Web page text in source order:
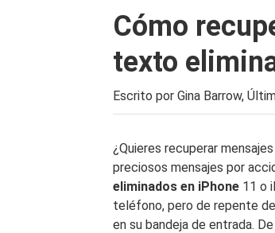
Cómo
texto
Escrito por Gina Barrow,
¿Quieres recuperar
preciosos mensajes por
eliminados en iPhone 11 o
teléfono, pero de repente
en su bandeja de entrada.